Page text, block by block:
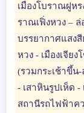
เมืองโบราณฝูหร
ราณเฟิ่งหวง – ล่
บรรยากาศแสงสี
หวง - เมืองเจีย
(รวมกระเช้าขึ้น
- เสาหินรูปเห็ด -
สถานีรถไฟฟ้าคว